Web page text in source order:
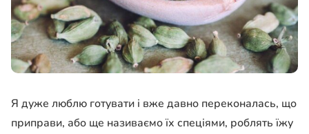
Я дуже люблю готувати і вже давно переконалась, що
приправи, або ще називаємо їх спеціями, роблять їжу